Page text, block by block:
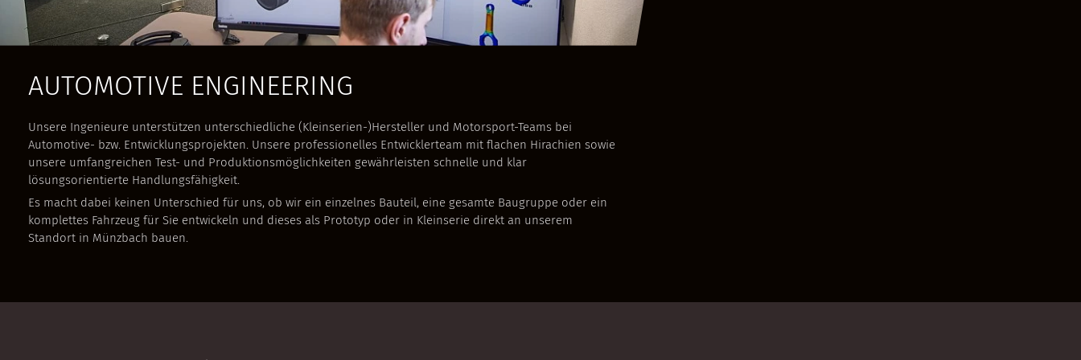
AUTOMOTIVE ENGINEERING
Unsere Ingenieure unterstützen unterschiedliche (Kleinserien-)Hersteller und Motorsport-Teams bei
Automotive- bzw. Entwicklungsprojekten. Unsere professionelles Entwicklerteam mit flachen Hirachien sowie
unsere umfangreichen Test- und Produktionsmöglichkeiten gewährleisten schnelle und klar
lösungsorientierte Handlungsfähigkeit.
Es macht dabei keinen Unterschied für uns, ob wir ein einzelnes Bauteil, eine gesamte Baugruppe oder ein
komplettes Fahrzeug für Sie entwickeln und dieses als Prototyp oder in Kleinserie direkt an unserem
Standort in Münzbach bauen.